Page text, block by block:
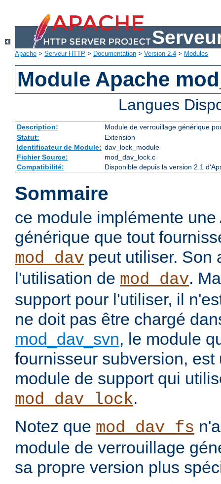
Apache > Serveur HTTP > Documentation > Version 2.4 > Modules
Module Apache
Langues
Description:
Module de verrouillage générique
Statut:
Extension
Identificateur de Module: dav_lock_module
Fichier Source:
mod_dav_lock.c
Compatibilité:
Disponible depuis la version 2.1
Sommaire
ce module implémente
générique que tout
mod_dav peut utiliser. Son
l'utilisation de mod_dav.
support pour l'utiliser, il
ne doit pas être chargé
mod_dav_svn, le module
fournisseur subversion, est
module de support qui
mod_dav_lock.
Notez que mod_dav_fs
module de verrouillage
sa propre version plus